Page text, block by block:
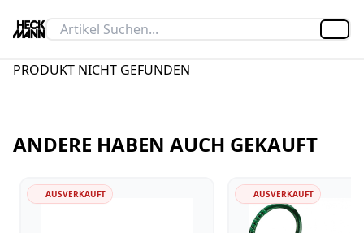
PRODUKT NICHT GEFUNDEN
ANDERE HABEN AUCH GEKAUFT
AUSVERKAUFT AUSVERKAUFT